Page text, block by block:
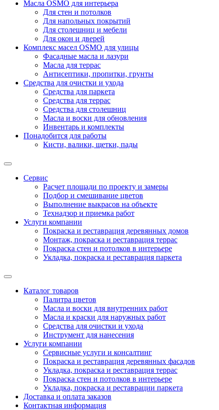
Масла OSMO для интерьера
Для стен и потолков
Для напольных покрытий
Для столешниц и мебели
Для окон и дверей
Комплекс масел OSMO для улицы
Фасадные масла и лазури
Масла для террас
Антисептики, пропитки, грунты
Средства для очистки и ухода
Средства для паркета
Средства для террас
Средства для столешниц
Масла и воски для обновления
Инвентарь и комплекты
Понадобится для работы
Кисти, валики, щетки, пады
Сервис
Расчет площади по проекту и замеры
Подбор и смешивание цветов
Выполнение выкрасов на объекте
Технадзор и приемка работ
Услуги компании
Покраска и реставрация деревянных домов
Монтаж, покраска и реставрация террас
Покраска стен и потолков в интерьере
Укладка, покраска и реставрация паркета
Каталог товаров
Палитра цветов
Масла и воски для внутренних работ
Масла и краски для наружных работ
Средства для очистки и ухода
Инструмент для нанесения
Услуги компании
Сервисные услуги и консалтинг
Покраска и реставрация деревянных фасадов
Укладка, покраска и реставрация террас
Покраска стен и потолков в интерьере
Укладка, покраска и реставрации паркета
Доставка и оплата заказов
Контактная информация